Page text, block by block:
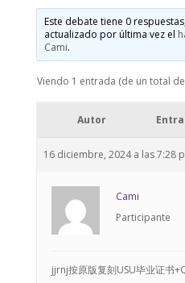
Este debate tiene 0
actualizado por última vez el
Cami.
Viendo 1 entrada (de un total
Autor
16 diciembre, 2024 a las 7:28
Cami
Participante
jjrnj按原版复刻USU毕业证书